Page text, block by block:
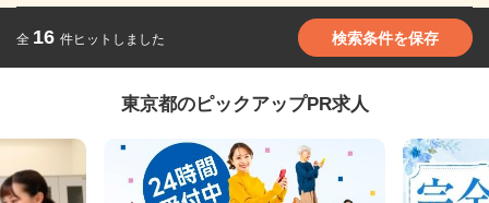
全 16 件ヒットしました 検索条件を保存
東京都のピックアップPR求人